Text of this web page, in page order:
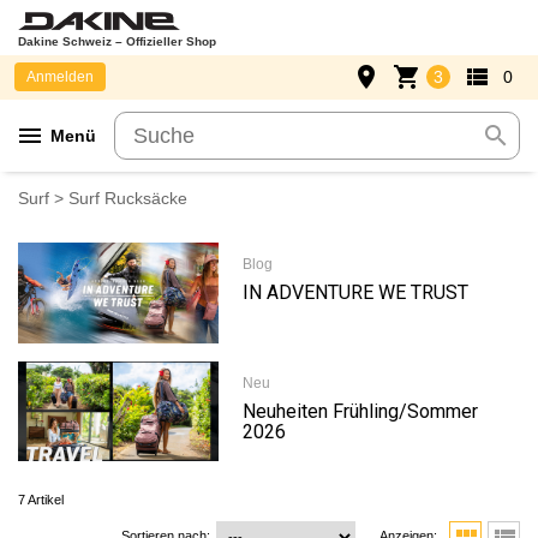
Dakine Schweiz – Offizieller Shop
menu Menü search
Anmelden place shopping_cart 3 view_list 0
Surf > Surf Rucksäcke
Blog
IN ADVENTURE WE TRUST
Neu
Neuheiten Frühling/Sommer
2026
7 Artikel